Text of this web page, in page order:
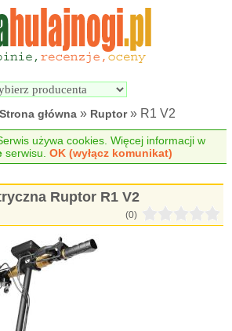
Wyszukiwarka
elektrycznych
Strona główna » Ruptor» R1 V2
używa cookies. Więcej informacji w
serwisu.OK (wyłącz komunikat)
Ruptor R1 V2
(0)